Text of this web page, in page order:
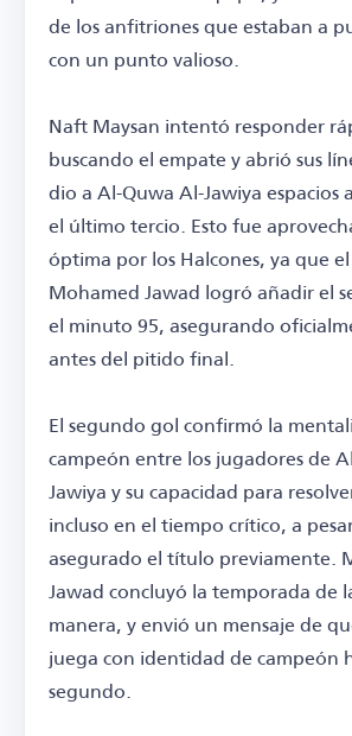
de los anfitriones que estaban a
con un punto valioso.
Naft Maysan intentó responder
buscando el empate y abrió sus
dio a Al-Quwa Al-Jawiya espacios
el último tercio. Esto fue
óptima por los Halcones, ya que
Mohamed Jawad logró añadir el
el minuto 95, asegurando
antes del pitido final.
El segundo gol confirmó la
campeón entre los jugadores de
Jawiya y su capacidad para
incluso en el tiempo crítico, a
asegurado el título previamente.
Jawad concluyó la temporada de
manera, y envió un mensaje de
juega con identidad de campeón
segundo.